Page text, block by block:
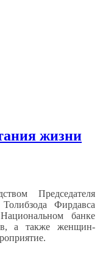
жизни
Председателя
Фирдавса
банке
а также женщин-